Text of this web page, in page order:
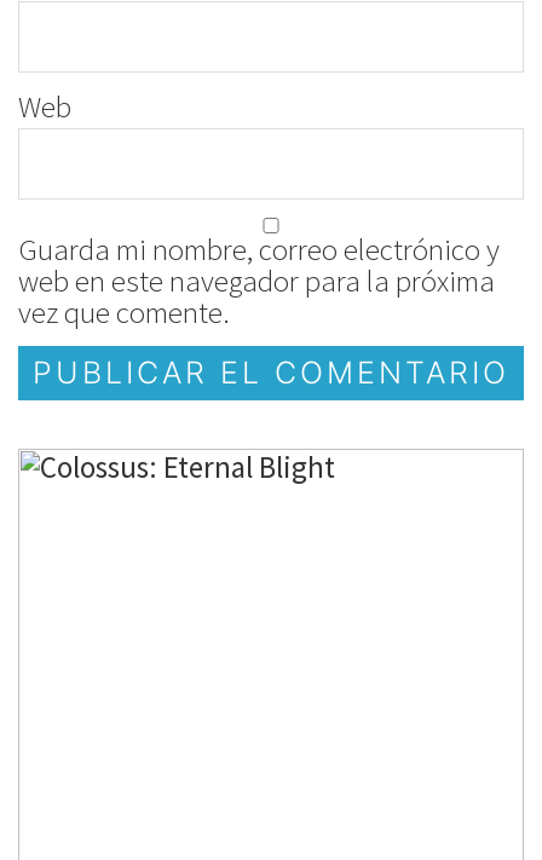
Web
Guarda mi nombre, correo electrónico y
web en este navegador para la próxima
vez que comente.